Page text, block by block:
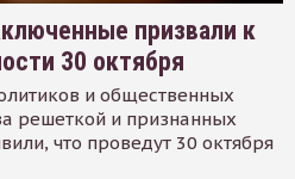
призвали к
30 октября
и общественных
решеткой и признанных
что проведут 30 октября